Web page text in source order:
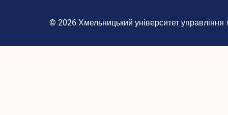
© 2026 Хмельницький університет